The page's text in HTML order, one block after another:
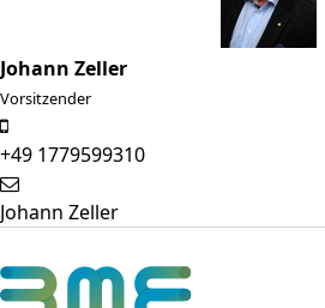
Johann Zeller
Vorsitzender
+49 1779599310
Johann Zeller